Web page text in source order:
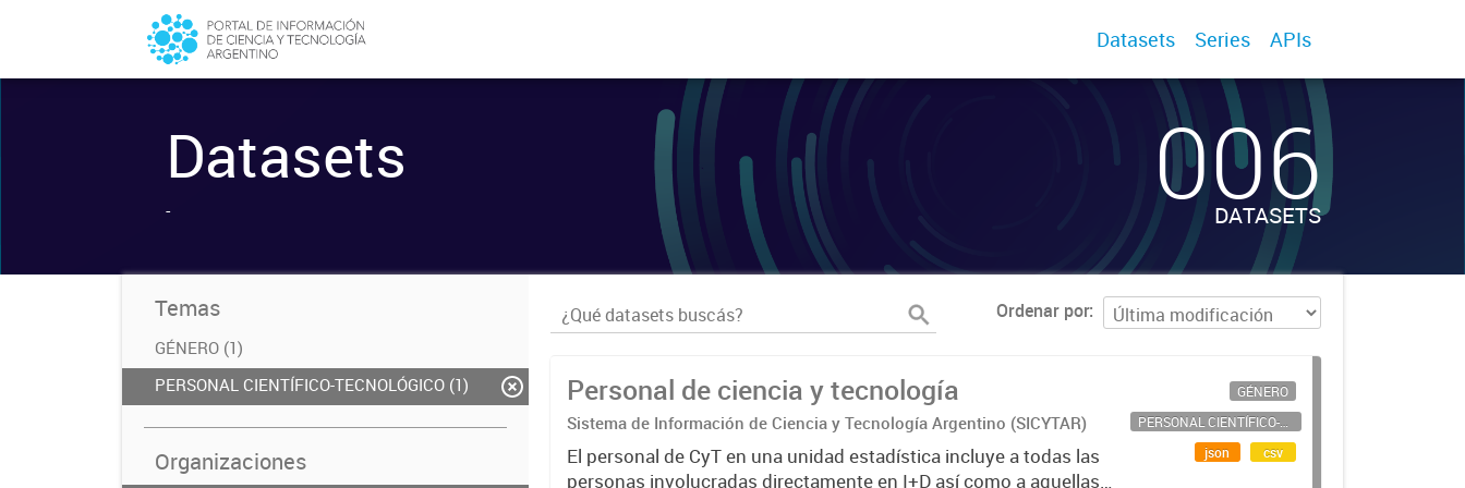
Datasets Series APIs
Datasets
- 006
DATASETS
Temas
GÉNERO (1)
PERSONAL CIENTÍFICO-TECNOLÓGICO (1)
Organizaciones
Ordenar por
Personal de ciencia y tecnología
Sistema de Información de Ciencia y Tecnología Argentino (SICYTAR)
El personal de CyT en una unidad estadística incluye a todas las
personas involucradas directamente en I+D así como a aquellas
GÉNERO
PERSONAL CIENTÍFICO-TECNOLÓGICO
json
csv